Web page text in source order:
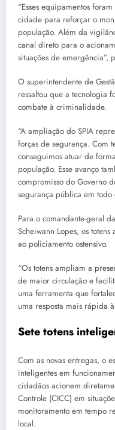
“Esses equipamentos
cidade para reforçar o
população. Além da
canal direto para o
situações de emergência”,
O superintendente de
ressaltou que a tecnologia
combate à criminalidade.
“A ampliação do SPIA
forças de segurança. Com
conseguimos atuar de
população. Esse avanço
compromisso do Governo
segurança pública em todo
Para o comandante-geral
Scheiwann Lopes, os
ao policiamento ostensivo.
“Os totens ampliam a
de maior circulação e
uma ferramenta que
uma resposta mais rápida
Sete totens
Com as novas entregas, o
inteligentes em
cidadãos acionem
Controle (CICC) em
monitoramento em tempo
local.